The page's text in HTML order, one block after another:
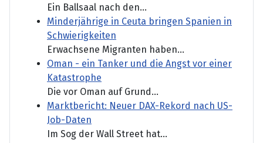
Ein Ballsaal nach den...
Minderjährige in Ceuta bringen Spanien in
Schwierigkeiten
Erwachsene Migranten haben...
Oman - ein Tanker und die Angst vor einer
Katastrophe
Die vor Oman auf Grund...
Marktbericht: Neuer DAX-Rekord nach US-
Job-Daten
Im Sog der Wall Street hat...